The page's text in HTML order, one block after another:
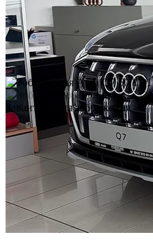
Завантаження зображення